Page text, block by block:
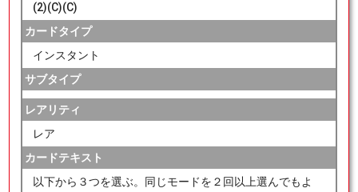
(2)(C)(C)
カードタイプ
インスタント
サブタイプ
レアリティ
レア
カードテキスト
以下から３つを選ぶ。同じモードを２回以上選んでもよ